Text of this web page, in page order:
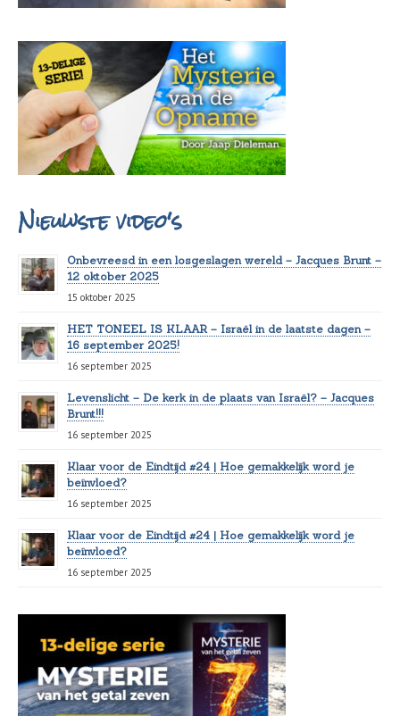
Nieuwste video's
Onbevreesd in een losgeslagen wereld – Jacques Brunt –
12 oktober 2025
15 oktober 2025
HET TONEEL IS KLAAR – Israël in de laatste dagen –
16 september 2025!
16 september 2025
Levenslicht – De kerk in de plaats van Israël? – Jacques
Brunt!!!
16 september 2025
Klaar voor de Eindtijd #24 | Hoe gemakkelijk word je
beïnvloed?
16 september 2025
Klaar voor de Eindtijd #24 | Hoe gemakkelijk word je
beïnvloed?
16 september 2025